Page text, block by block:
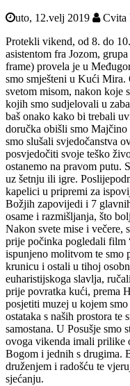
uto, 12.velj 2019
Cvita
Protekli vikend, od 8. do
asistentom fra Jozom,
frame) provela je u
smo smješteni u Kući Mira.
svetom misom, nakon koje
kojih smo sudjelovali u
baš onako kako bi trebali
doručka obišli smo
smo slušali svjedočanstva
posvjedočiti svoje teško
ostanemo na pravom putu.
uz šetnju ili igre.
kapelici u pripremi za
Božjih zapovijedi i 7
osame i razmišljanja, što
Nakon svete mise i večere,
prije počinka pogledali film
ispunjeno molitvom te smo
krunicu i ostali u tihoj
euharistijskoga slavlja,
prije povratka kući, prema
posjetiti muzej u kojem
ostataka s naših prostora te
samostana. U Posušje smo
ovoga vikenda imali prilike
Bogom i jednih s drugima.
druženjem i radošću te
sjećanju.